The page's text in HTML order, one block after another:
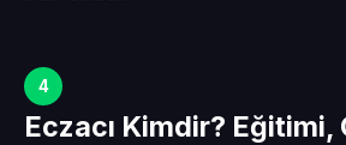
4
Eczacı Kimdir? Eğitimi,